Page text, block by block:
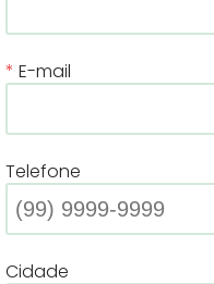
E-mail
Telefone
Cidade